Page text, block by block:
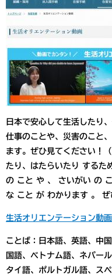
日本で安心して生活したり
仕事のことや、災害のこと
ます。ぜひ見てください！
たり、はたらいたり するた
の こと や 、 さいがい の
な こと が わかります 。 ぜ
生活オリエンテーション動
ことば：日本語、英語、中
国語、ベトナム語、ネパー
タイ語、ポルトガル語、ス